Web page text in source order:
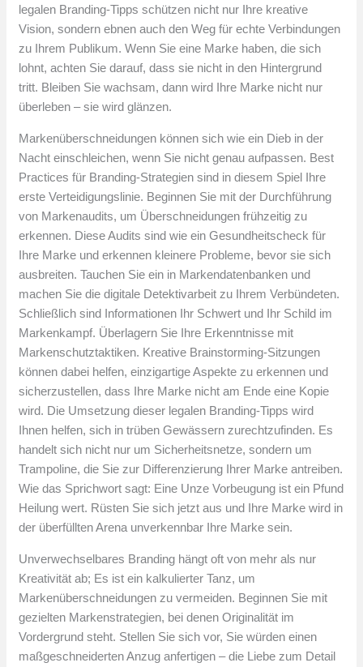
legalen Branding-Tipps schützen nicht nur Ihre kreative
Vision, sondern ebnen auch den Weg für echte Verbindungen
zu Ihrem Publikum. Wenn Sie eine Marke haben, die sich
lohnt, achten Sie darauf, dass sie nicht in den Hintergrund
tritt. Bleiben Sie wachsam, dann wird Ihre Marke nicht nur
überleben – sie wird glänzen.
Markenüberschneidungen können sich wie ein Dieb in der
Nacht einschleichen, wenn Sie nicht genau aufpassen. Best
Practices für Branding-Strategien sind in diesem Spiel Ihre
erste Verteidigungslinie. Beginnen Sie mit der Durchführung
von Markenaudits, um Überschneidungen frühzeitig zu
erkennen. Diese Audits sind wie ein Gesundheitscheck für
Ihre Marke und erkennen kleinere Probleme, bevor sie sich
ausbreiten. Tauchen Sie ein in Markendatenbanken und
machen Sie die digitale Detektivarbeit zu Ihrem Verbündeten.
Schließlich sind Informationen Ihr Schwert und Ihr Schild im
Markenkampf. Überlagern Sie Ihre Erkenntnisse mit
Markenschutztaktiken. Kreative Brainstorming-Sitzungen
können dabei helfen, einzigartige Aspekte zu erkennen und
sicherzustellen, dass Ihre Marke nicht am Ende eine Kopie
wird. Die Umsetzung dieser legalen Branding-Tipps wird
Ihnen helfen, sich in trüben Gewässern zurechtzufinden. Es
handelt sich nicht nur um Sicherheitsnetze, sondern um
Trampoline, die Sie zur Differenzierung Ihrer Marke antreiben.
Wie das Sprichwort sagt: Eine Unze Vorbeugung ist ein Pfund
Heilung wert. Rüsten Sie sich jetzt aus und Ihre Marke wird in
der überfüllten Arena unverkennbar Ihre Marke sein.
Unverwechselbares Branding hängt oft von mehr als nur
Kreativität ab; Es ist ein kalkulierter Tanz, um
Markenüberschneidungen zu vermeiden. Beginnen Sie mit
gezielten Markenstrategien, bei denen Originalität im
Vordergrund steht. Stellen Sie sich vor, Sie würden einen
maßgeschneiderten Anzug anfertigen – die Liebe zum Detail